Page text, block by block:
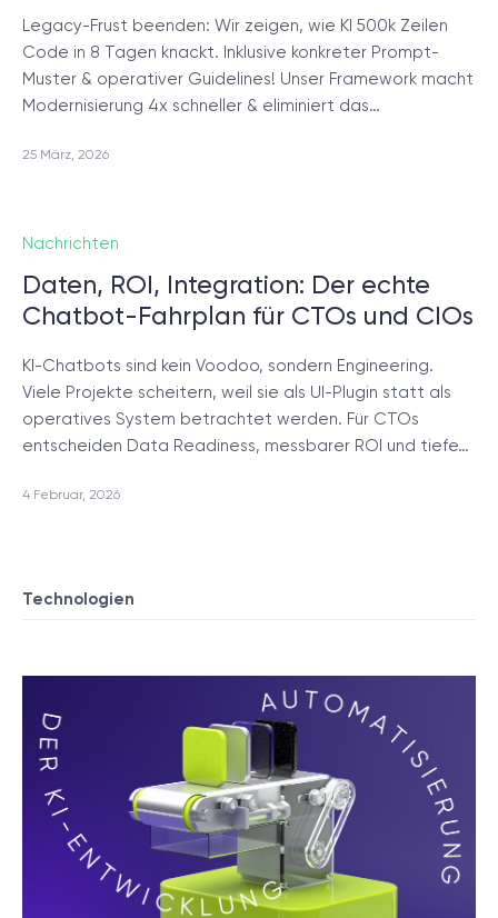
Legacy-Frust beenden: Wir zeigen, wie KI 500k Zeilen
Code in 8 Tagen knackt. Inklusive konkreter Prompt-
Muster & operativer Guidelines! Unser Framework macht
Modernisierung 4x schneller & eliminiert das…
25 März, 2026
Nachrichten
Daten, ROI, Integration: Der echte
Chatbot-Fahrplan für CTOs und CIOs
KI-Chatbots sind kein Voodoo, sondern Engineering.
Viele Projekte scheitern, weil sie als UI-Plugin statt als
operatives System betrachtet werden. Für CTOs
entscheiden Data Readiness, messbarer ROI und tiefe…
4 Februar, 2026
Technologien